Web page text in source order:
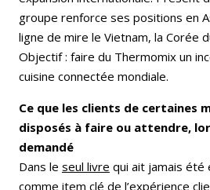
groupe renforce ses positions en
ligne de mire le Vietnam, la Corée
Objectif : faire du Thermomix un
cuisine connectée mondiale.
Ce que les clients de certaines
disposés à faire ou attendre,
demandé
Dans le seul livre qui ait jamais été
comme item clé de l’expérience